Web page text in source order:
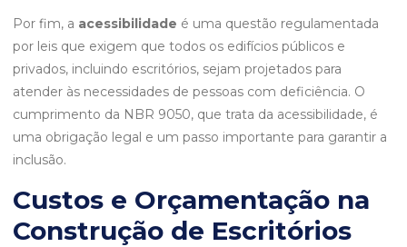
Por fim, a acessibilidade é uma questão regulamentada
por leis que exigem que todos os edifícios públicos e
privados, incluindo escritórios, sejam projetados para
atender às necessidades de pessoas com deficiência. O
cumprimento da NBR 9050, que trata da acessibilidade, é
uma obrigação legal e um passo importante para garantir a
inclusão.
Custos e Orçamentação na
Construção de Escritórios